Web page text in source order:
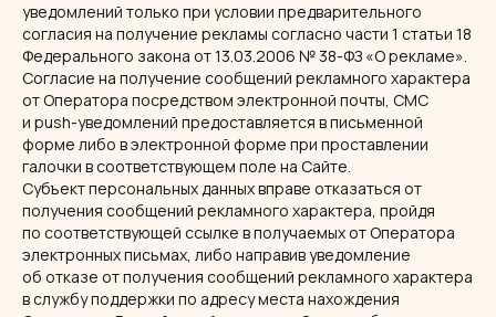
уведомлений только при условии предварительного
согласия на получение рекламы согласно части 1 статьи 18
Федерального закона от 13.03.2006 № 38-ФЗ «О рекламе».
Согласие на получение сообщений рекламного характера
от Оператора посредством электронной почты, СМС
и push-уведомлений предоставляется в письменной
форме либо в электронной форме при проставлении
галочки в соответствующем поле на Сайте.
Субъект персональных данных вправе отказаться от
получения сообщений рекламного характера, пройдя
по соответствующей ссылке в получаемых от Оператора
электронных письмах, либо направив уведомление
об отказе от получения сообщений рекламного характера
в службу поддержки по адресу места нахождения